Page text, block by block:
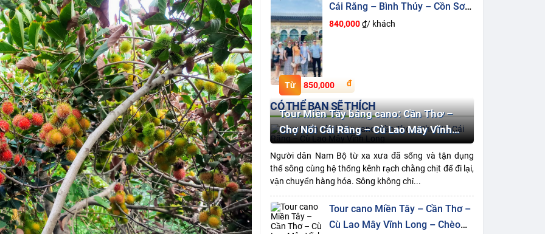
Cái Răng – Bình Thủy – Cồn Sơn
– ĐÁM TIỆC BÊN CỒN
840,000 ₫/ khách
CÓ THỂ BẠN SẼ THÍCH
850,000
Tour Miền Tây bằng cano: Cần Thơ –
Chợ Nổi Cái Răng – Cù Lao Mây Vĩnh
Long
Người dân Nam Bộ từ xa xưa đã sống và tận dụng
thế sông cùng hệ thống kênh rạch chằng chịt để đi lại,
vận chuyển hàng hóa. Sông không chỉ...
Tour cano Miền Tây – Cần Thơ –
Cù Lao Mây Vĩnh Long – Chèo